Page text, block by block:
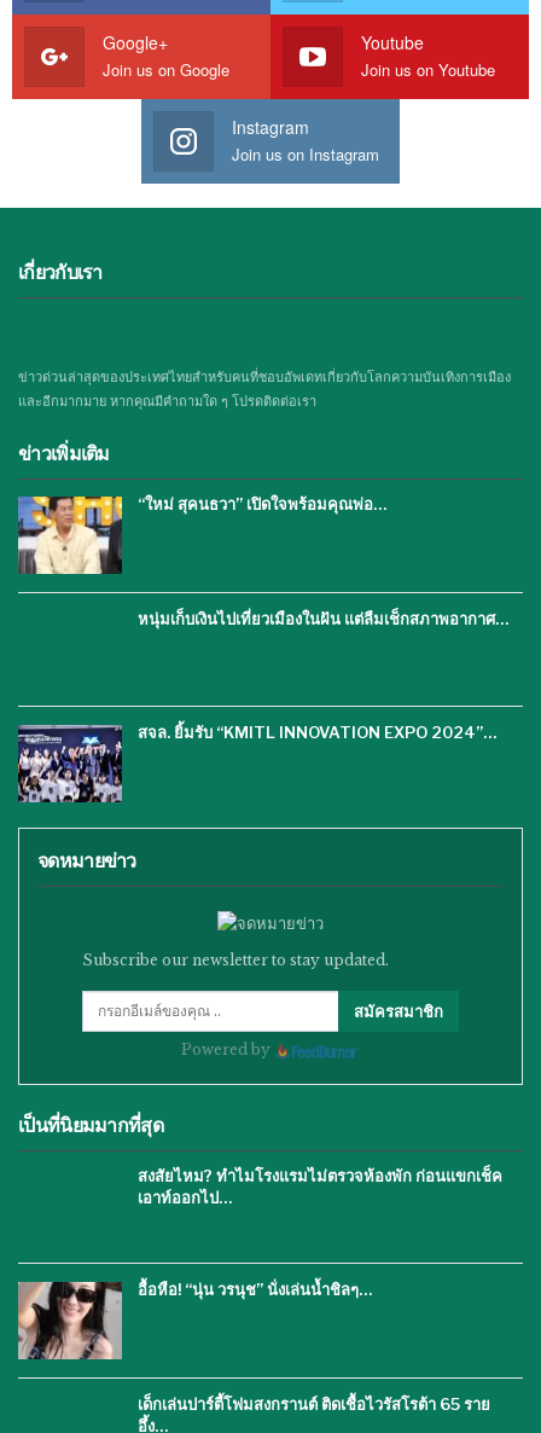
Google+
Join us on Google
Youtube
Join us on Youtube
Instagram
Join us on Instagram
เกี่ยวกับเรา
ข่าวด่วนล่าสุดของประเทศไทยสำหรับคนที่ชอบอัพเดทเกี่ยวกับโลกความบันเทิงการเมือง
และอีกมากมาย หากคุณมีคำถามใด ๆ โปรดติดต่อเรา
ข่าวเพิ่มเติม
“ใหม่ สุคนธวา” เปิดใจพร้อมคุณพ่อ…
หนุ่มเก็บเงินไปเที่ยวเมืองในฝัน แต่ลืมเช็กสภาพอากาศ…
สจล. ยิ้มรับ “KMITL INNOVATION EXPO 2024”…
จดหมายข่าว
Subscribe our newsletter to stay updated.
สมัครสมาชิก
Powered by
เป็นที่นิยมมากที่สุด
สงสัยไหม? ทำไมโรงแรมไม่ตรวจห้องพัก ก่อนแขกเช็ค
เอาท์ออกไป…
อื้อหือ! “นุ่น วรนุช” นั่งเล่นน้ำชิลๆ…
เด็กเล่นปาร์ตี้โฟมสงกรานต์ ติดเชื้อไวรัสโรต้า 65 ราย
อึ้ง…